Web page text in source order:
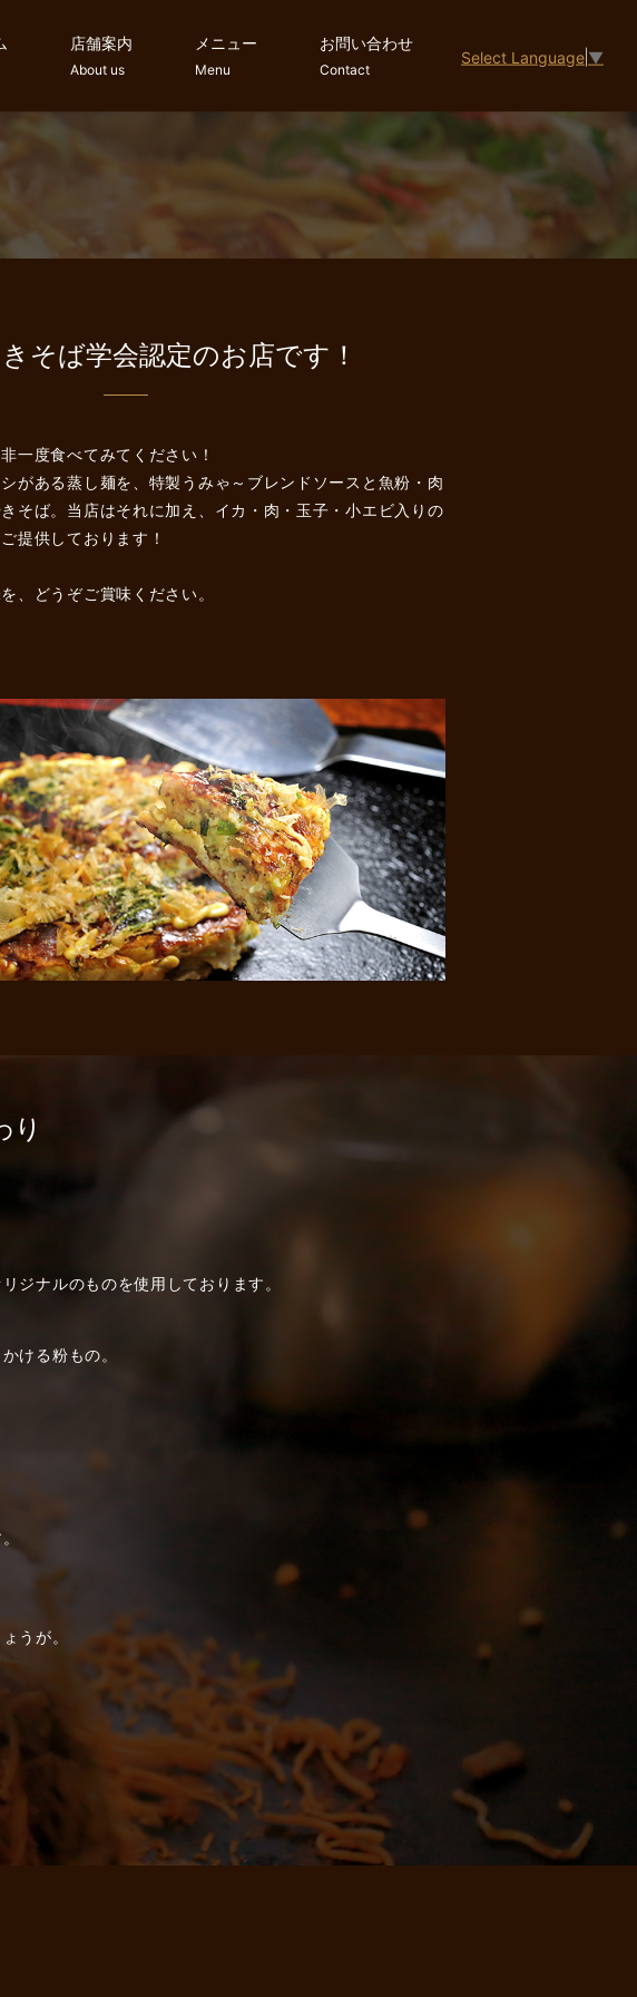
Select Language ▼
店舗案内
About us
メニュー
Menu
お問い合わせ
Contact
そば学会認定のお店です！
一度食べてみてください！
がある蒸し麺を、特製うみゃ～ブレンドソースと魚粉・肉
そば。当店はそれに加え、イカ・肉・玉子・小エビ入りの
提供しております！
、どうぞご賞味ください。
り
ジナルのものを使用しております。
ける粉もの。
うが。